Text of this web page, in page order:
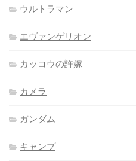
ウルトラマン
エヴァンゲリオン
カッコウの許嫁
カメラ
ガンダム
キャンプ